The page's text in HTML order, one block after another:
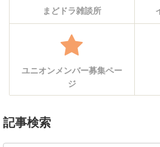
まどドラ雑談所
ユニオンメンバー募集ペー
ジ
記事検索